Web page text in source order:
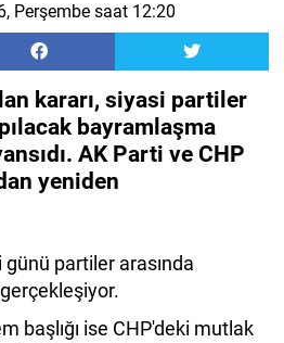
Perşembe saat 12:20
kararı, siyasi partiler
bayramlaşma
AK Parti ve CHP
yeniden
partiler arasında
başlığı ise CHP'deki mutlak